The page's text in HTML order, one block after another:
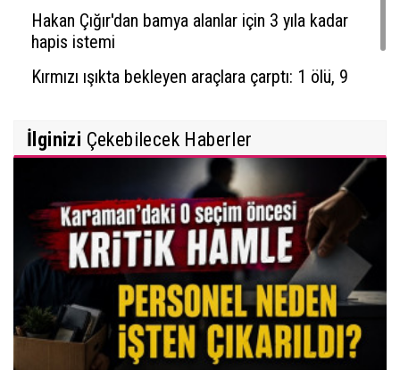
Hakan Çığır'dan bamya alanlar için 3 yıla kadar
hapis istemi
Kırmızı ışıkta bekleyen araçlara çarptı: 1 ölü, 9
İlginizi Çekebilecek Haberler